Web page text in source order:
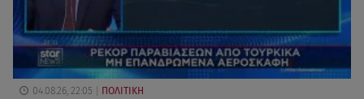
04.08.26, 22:05 ΠΟΛΙΤΙΚΗ